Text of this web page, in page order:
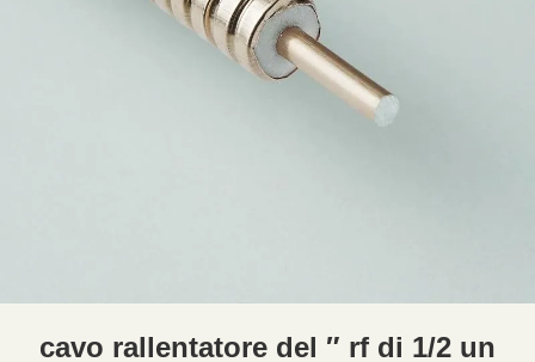
cavo rallentatore del ″ rf di 1/2 un